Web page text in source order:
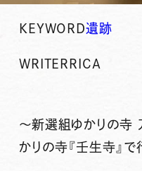
KEYWORD遺跡
WRITER RICA
～新選組ゆかりの寺
かりの寺『壬生寺』 で